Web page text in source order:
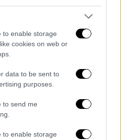
to enable storage
cookies on web or
data to be sent to
purposes.
to send me
to enable storage
Τουρκίας και